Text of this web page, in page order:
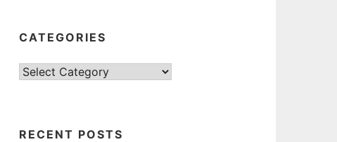
CATEGORIES
Categories
RECENT POSTS